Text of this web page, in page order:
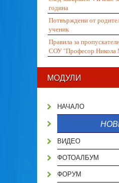
година
Потвърждени от
ученик
Правила за
СОУ "Професор Никола
МОДУЛИ
НАЧАЛО
ВИДЕО
ФОТОАЛБУМ
ФОРУМ